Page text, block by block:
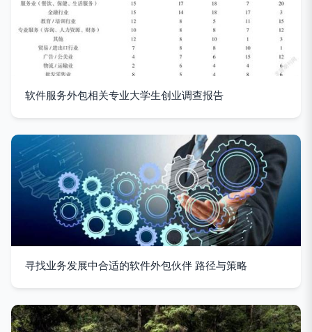
软件服务外包相关专业大学生创业调查报告
寻找业务发展中合适的软件外包伙伴 路径与策略